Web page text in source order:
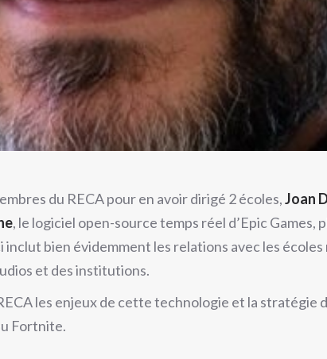
du RECA pour en avoir dirigé 2 écoles,Joan
, le logiciel open-source temps réel d’Epic
inclut bien évidemment les relations avec les
et des institutions.
les enjeux de cette technologie et la stratégie
Fortnite.